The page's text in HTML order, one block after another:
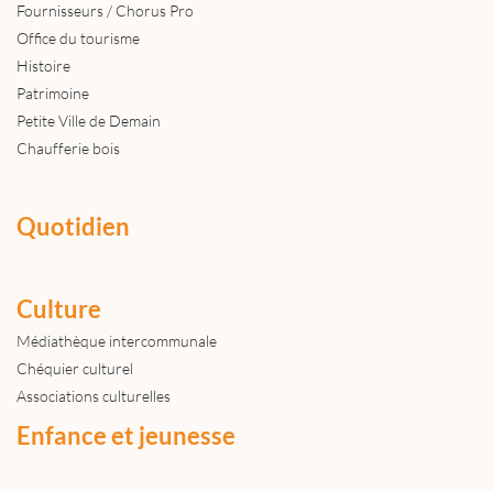
Fournisseurs / Chorus Pro
Office du tourisme
Histoire
Patrimoine
Petite Ville de Demain
Chaufferie bois
Quotidien
Culture
Médiathèque intercommunale
Chéquier culturel
Associations culturelles
Enfance et jeunesse